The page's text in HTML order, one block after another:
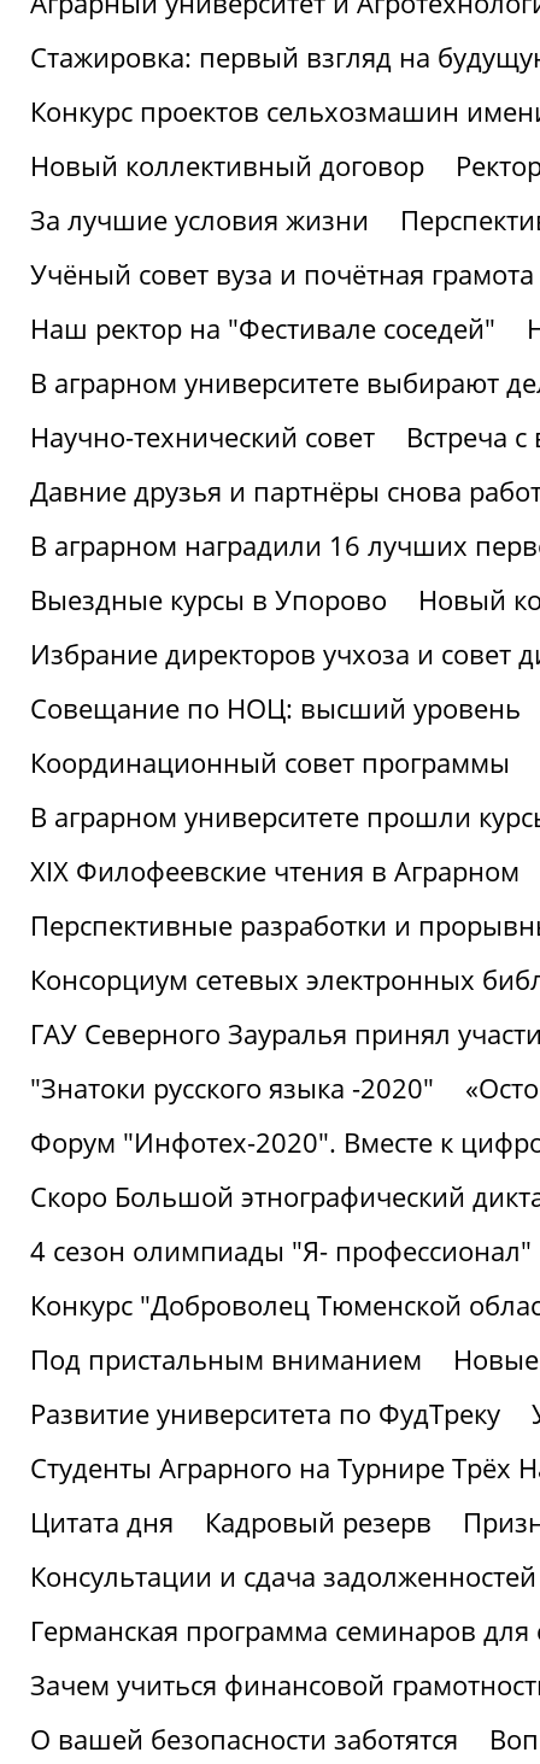
Стажировка: первый взгляд на
Конкурс проектов сельхозмашин
Новый коллективный договор
За лучшие условия жизни
Учёный совет вуза и почётная
Наш ректор на "Фестивале соседей"
В аграрном университете выбирают
Научно-технический совет
Встреча
Давние друзья и партнёры снова
В аграрном наградили 16 лучших
Выездные курсы в Упорово
Новый
Избрание директоров учхоза и совет
Совещание по НОЦ: высший уровень
Координационный совет программы
В аграрном университете прошли
XIX Филофеевские чтения в Аграрном
Перспективные разработки и
Консорциум сетевых электронных
ГАУ Северного Зауралья принял
"Знатоки русского языка -2020"
Форум "Инфотех-2020". Вместе к
Скоро Большой этнографический
4 сезон олимпиады "Я- профессионал"
Конкурс "Доброволец Тюменской
Под пристальным вниманием
Развитие университета по ФудТреку
Студенты Аграрного на Турнире Трёх
Цитата дня
Кадровый резерв
Консультации и сдача
Германская программа семинаров для
Зачем учиться финансовой
О вашей безопасности заботятся